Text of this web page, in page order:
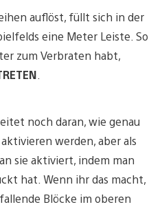
auflöst, füllt sich in der
eine Meter Leiste. So
zum Verbraten habt,
noch daran, wie genau
werden, aber als
sie aktiviert, indem man
hat. Wenn ihr das macht,
Blöcke im oberen